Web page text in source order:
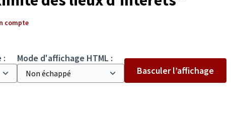
compte
:
Mode d'affichage HTML :
Basculer l’affichage